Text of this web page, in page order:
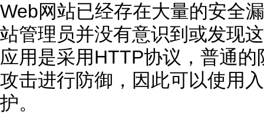
Web网站已经存在大量的安全
站管理员并没有意识到或发现
应用是采用HTTP协议，普通
攻击进行防御，因此可以使用
护。